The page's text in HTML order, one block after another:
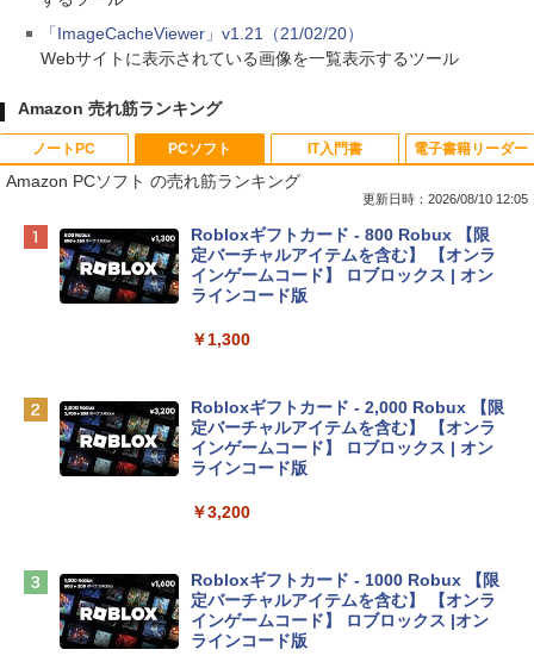
「ImageCacheViewer」v1.21（21/02/20）
Webサイトに表示されている画像を一覧表示するツール
Amazon 売れ筋ランキング
ノートPC
Apple 2026 MacBook Neo A18 Proチッ
プ搭載13インチノートブック：AIとAppl
e Intelligenceのために設計、Liquid Ret
inaディスプレイ、8GBユニファイドメモ
eTime HDカメラ - インディゴ
tomtoc 360°保護 15.6 16インチ パソコ
ンケース Dell NEC Lavie ASUS HP dyna
【Amazon.co.jp限定】 HP ノートパソコ
ン 15-fd 15.6インチ 16GBメモリ 512GB
SSD インテル Core 5
PCソフト
Amazon PCソフト の売れ筋ランキング
更新日時：2026/08/10 12:05
Robloxギフトカード - 800 Robux 【限
定バーチャルアイテムを含む】 【オンラ
インゲームコード】 ロブロックス | オン
ラインコード版
￥1,300
Robloxギフトカード - 2,000 Robux 【限
定バーチャルアイテムを含む】 【オンラ
インゲームコード】 ロブロックス | オン
ラインコード版
￥3,200
Robloxギフトカード - 1000 Robux 【限
定バーチャルアイテムを含む】 【オンラ
インゲームコード】 ロブロックス |オン
ラインコード版
IT入門書 電子書籍リーダー